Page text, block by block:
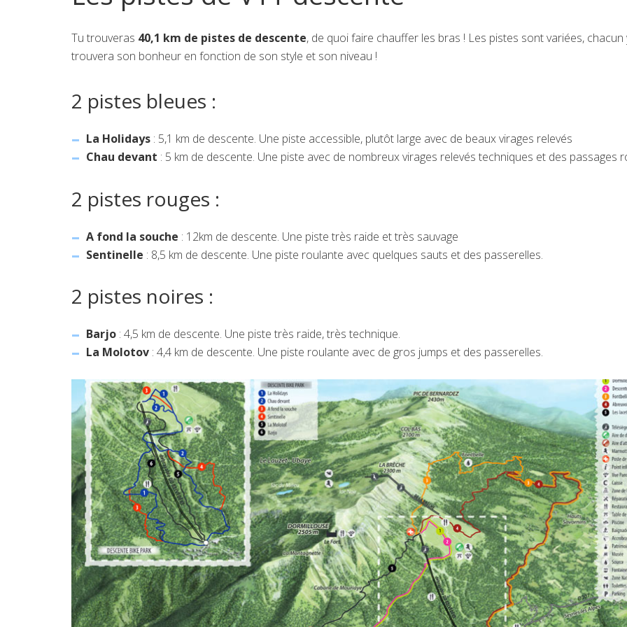
Tu trouveras 40,1 km de pistes de descente, de quoi faire chauffer les bras ! Les pistes sont variées, chacun
trouvera son bonheur en fonction de son style et son niveau !
2 pistes bleues :
La Holidays : 5,1 km de descente. Une piste accessible, plutôt large avec de beaux virages relevés
Chau devant : 5 km de descente. Une piste avec de nombreux virages relevés techniques et des passages
2 pistes rouges :
A fond la souche : 12km de descente. Une piste très raide et très sauvage
Sentinelle : 8,5 km de descente. Une piste roulante avec quelques sauts et des passerelles.
2 pistes noires :
Barjo : 4,5 km de descente. Une piste très raide, très technique.
La Molotov : 4,4 km de descente. Une piste roulante avec de gros jumps et des passerelles.